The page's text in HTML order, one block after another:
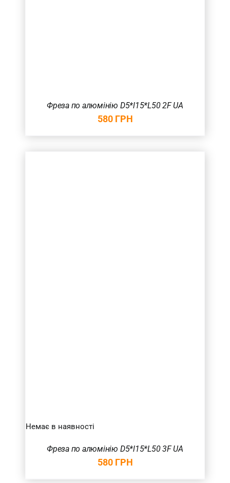
Фреза по алюмінію D5*l15*L50 2F UA
580 ГРН
Немає в наявності
Фреза по алюмінію D5*l15*L50 3F UA
580 ГРН